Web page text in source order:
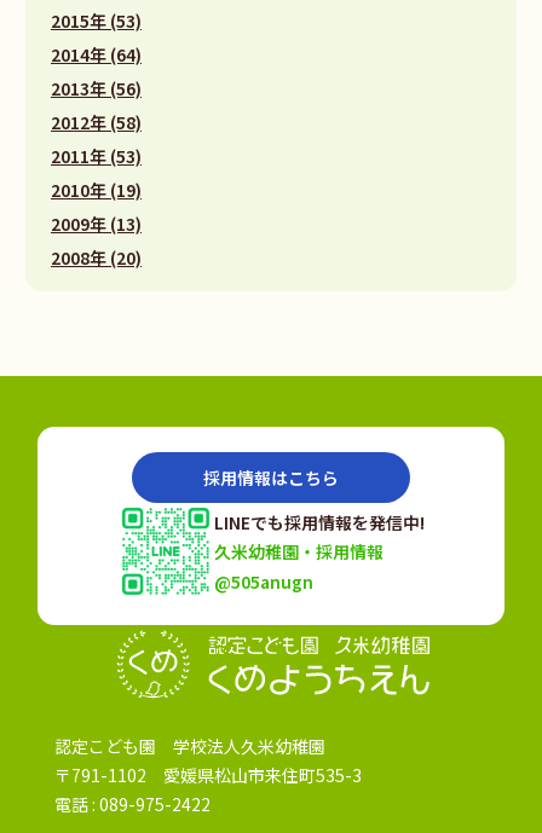
2015年 (53)
2014年 (64)
2013年 (56)
2012年 (58)
2011年 (53)
2010年 (19)
2009年 (13)
2008年 (20)
認定こども園 学校法人久米幼稚園
〒791-1102 愛媛県松山市来住町535-3
電話 : 089-975-2422
採用情報はこちら
LINEでも採用情報を発信中!
久米幼稚園・採用情報
@505anugn